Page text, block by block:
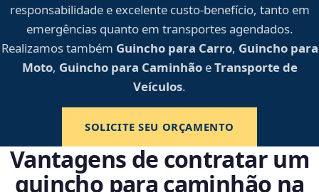
responsabilidade e excelente custo-benefício, tanto em
emergências quanto em transportes agendados.
Realizamos também Guincho para Carro, Guincho para
Moto, Guincho para CaminhãoeTransporte de
Veículos.
SOLICITE SEU ORÇAMENTO
Vantagens de contratar um
guincho para caminhão na